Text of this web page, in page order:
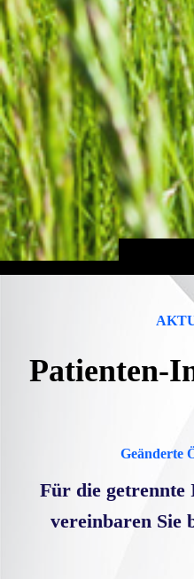
Patienten-­
Geänderte
Für die getrennte
vereinbaren Sie